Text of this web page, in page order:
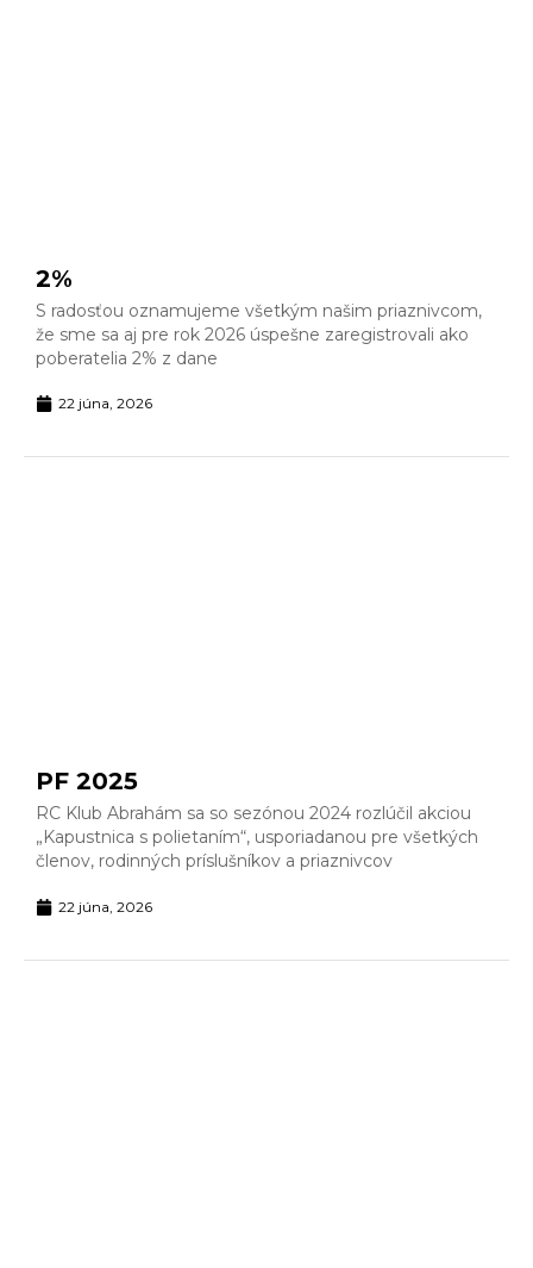
2%
S radosťou oznamujeme všetkým našim priaznivcom,
že sme sa aj pre rok 2026 úspešne zaregistrovali ako
poberatelia 2% z dane
22 júna, 2026
PF 2025
RC Klub Abrahám sa so sezónou 2024 rozlúčil akciou
„Kapustnica s polietaním“, usporiadanou pre všetkých
členov, rodinných príslušníkov a priaznivcov
22 júna, 2026